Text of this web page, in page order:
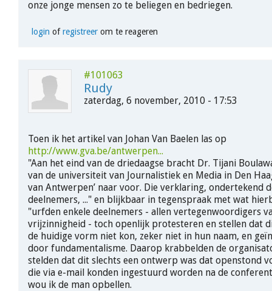
onze jonge mensen zo te beliegen en bedriegen.
login ofregistreerom te reageren
#101063
Rudy
zaterdag, 6 november, 2010 - 17:53
Toen ik het artikel van Johan Van Baelen las op
http://www.gva.be/antwerpen...
"Aan het eind van de driedaagse bracht Dr. Tijani
van de universiteit van Journalistiek en Media in Den
van Antwerpen’ naar voor. Die verklaring, ondertekend
deelnemers, ..." en blijkbaar in tegenspraak met wat
"urfden enkele deelnemers - allen vertegenwoordigers
vrijzinnigheid - toch openlijk protesteren en stellen dat
de huidige vorm niet kon, zeker niet in hun naam, en
door fundamentalisme. Daarop krabbelden de
stelden dat dit slechts een ontwerp was dat openstond
die via e-mail konden ingestuurd worden na de
wou ik de man opbellen.